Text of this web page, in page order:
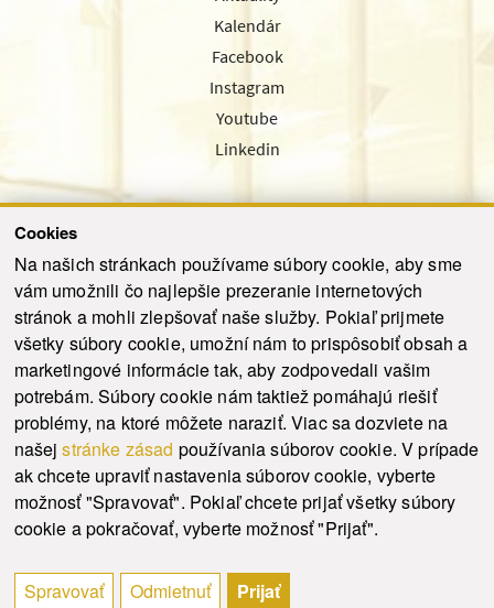
Cookies
Na našich stránkach používame súbory cookie, aby sme
vám umožnili čo najlepšie prezeranie internetových
stránok a mohli zlepšovať naše služby. Pokiaľ prijmete
všetky súbory cookie, umožní nám to prispôsobiť obsah a
marketingové informácie tak, aby zodpovedali vašim
potrebám. Súbory cookie nám taktiež pomáhajú riešiť
problémy, na ktoré môžete naraziť. Viac sa dozviete na
našejstránke zásad používania súborov cookie. V prípade
ak chcete upraviť nastavenia súborov cookie, vyberte
možnosť "Spravovať". Pokiaľ chcete prijať všetky súbory
cookie a pokračovať, vyberte možnosť "Prijať".
Spravovať Odmietnuť Prijať
Kalendár
Facebook
Instagram
Youtube
Linkedin
Odoslať
© 2021-2026 ku.sk. Všetky práva vyhradené. | Ochrana osobných údajov
Vyhlásenie o prístupnosti |
Admin
This site is protected by reCAPTCHA and the Google Privacy Policy and Terms of
Service
apply.